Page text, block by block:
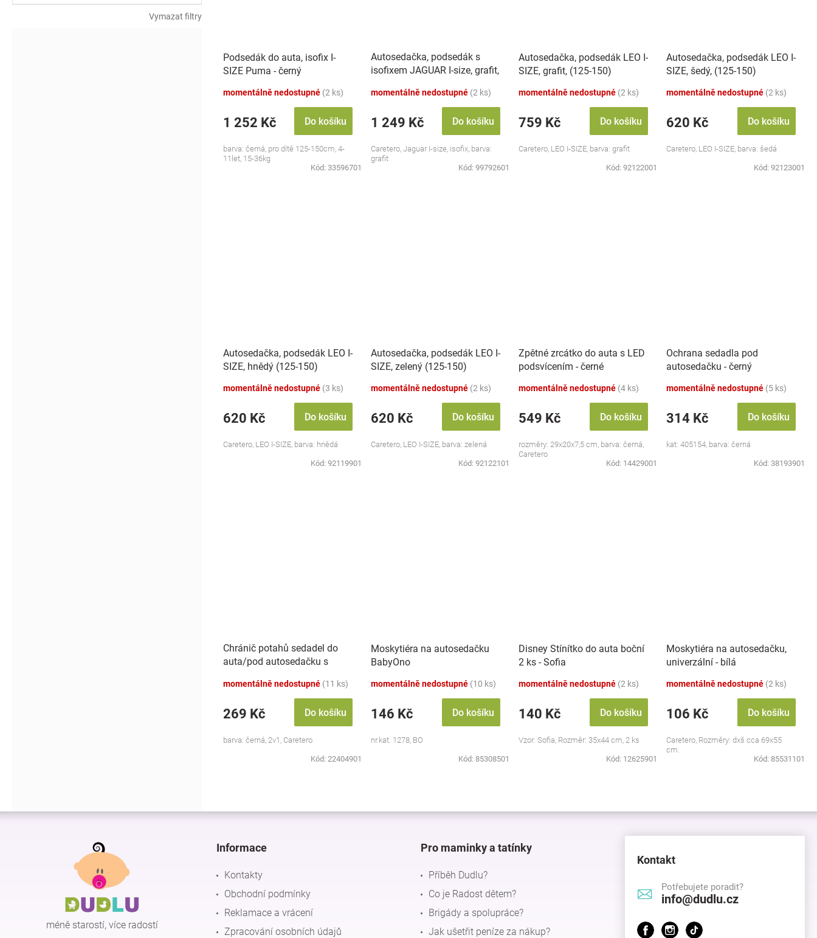
Vymazat filtry
Podsedák do auta, isofix I-
SIZE Puma - černý
momentálně nedostupné (2 ks)
1 252 Kč Do košíku
barva: černá, pro dítě 125-150cm, 4-
11let, 15-36kg
Kód: 33596701
Autosedačka, podsedák s
isofixem JAGUAR I-size, grafit,
momentálně nedostupné (2 ks)
1 249 Kč Do košíku
Caretero, Jaguar I-size, isofix, barva:
grafit
Kód: 99792601
Autosedačka, podsedák LEO I-
SIZE, grafit, (125-150)
momentálně nedostupné (2 ks)
759 Kč Do košíku
Caretero, LEO I-SIZE, barva: grafit
Kód: 92122001
Autosedačka, podsedák LEO I-
SIZE, šedý, (125-150)
momentálně nedostupné (2 ks)
620 Kč Do košíku
Caretero, LEO I-SIZE, barva: šedá
Kód: 92123001
Autosedačka, podsedák LEO I-
SIZE, hnědý (125-150)
momentálně nedostupné (3 ks)
620 Kč Do košíku
Caretero, LEO I-SIZE, barva: hnědá
Kód: 92119901
Autosedačka, podsedák LEO I-
SIZE, zelený (125-150)
momentálně nedostupné (2 ks)
620 Kč Do košíku
Caretero, LEO I-SIZE, barva: zelená
Kód: 92122101
Zpětné zrcátko do auta s LED
podsvícením - černé
momentálně nedostupné (4 ks)
549 Kč Do košíku
rozměry: 29x20x7,5 cm, barva: černá,
Caretero
Kód: 14429001
Ochrana sedadla pod
autosedačku - černý
momentálně nedostupné (5 ks)
314 Kč Do košíku
kat: 405154, barva: černá
Kód: 38193901
Chránič potahů sedadel do
auta/pod autosedačku s
momentálně nedostupné (11 ks)
269 Kč Do košíku
barva: černá, 2v1, Caretero
Kód: 22404901
Moskytiéra na autosedačku
BabyOno
momentálně nedostupné (10 ks)
146 Kč Do košíku
nr.kat. 1278, BO
Kód: 85308501
Disney Stínítko do auta boční
2 ks - Sofia
momentálně nedostupné (2 ks)
140 Kč Do košíku
Vzor: Sofia, Rozměr: 35x44 cm, 2 ks
Kód: 12625901
Moskytiéra na autosedačku,
univerzální - bílá
momentálně nedostupné (2 ks)
106 Kč Do košíku
Caretero, Rozměry: dxš cca 69x55
cm.
Kód: 85531101
v
d
p
v
Z
méně starostí, více radostí
Informace
Kontakty
Obchodní podmínky
Reklamace a vrácení
Zpracování osobních údajů
Pro maminky a tatínky
Příběh Dudlu?
Co je Radost dětem?
Brigády a spolupráce?
Jak ušetřit peníze za nákup?
Kontakt
Potřebujete poradit?
info@dudlu.cz